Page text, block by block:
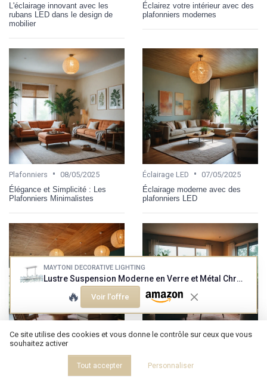
L'éclairage innovant avec les
rubans LED dans le design de
mobilier
Éclairez votre intérieur avec des
plafonniers modernes
Plafonniers • 08/05/2025
Élégance et Simplicité : Les
Plafonniers Minimalistes
Éclairage LED • 07/05/2025
Éclairage moderne avec des
plafonniers LED
•
Éclairez votre intérieur avec des
L'éclairage intelligent avec les
MAYTONI DECORATIVE LIGHTING
Lustre Suspension Moderne en Verre et Métal Chrome
🔥 Voir l'offre
Ce site utilise des cookies et vous donne le contrôle sur ceux que vous
souhaitez activer
Tout accepter Personnaliser